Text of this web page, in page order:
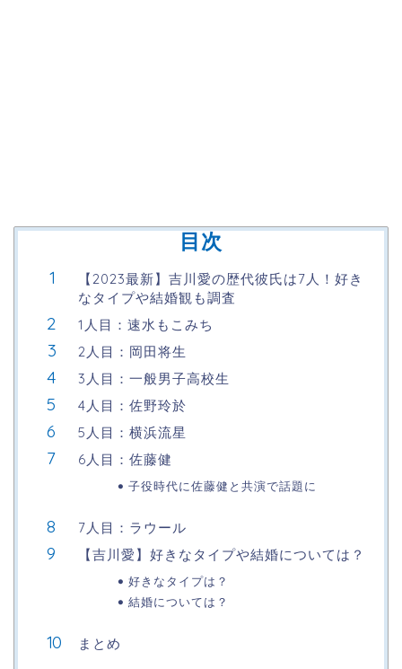
目次
【2023最新】吉川愛の歴代彼氏は7人！好き
なタイプや結婚観も調査
1人目：速水もこみち
2人目：岡田将生
3人目：一般男子高校生
4人目：佐野玲於
5人目：横浜流星
6人目：佐藤健
子役時代に佐藤健と共演で話題に
7人目：ラウール
【吉川愛】好きなタイプや結婚については？
好きなタイプは？
結婚については？
まとめ